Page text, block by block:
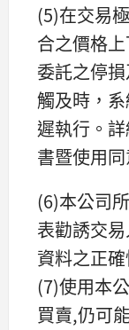
(5)在交易
合之價格
委託之停
觸及時，
遲執行。
書暨使用同
(6)本公司
表勸誘交
資料之正
(7)使用本
買賣,仍可